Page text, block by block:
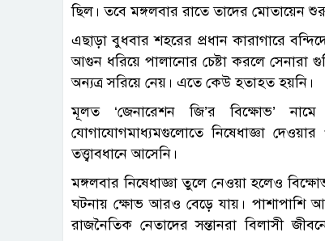
ছিল। তবে মঙ্গলবার রাতে তাদের মোতায়েন
এছাড়া বুধবার শহরের প্রধান কারাগারে
আগুন ধরিয়ে পালানোর চেষ্টা করলে সেনারা
অন্যত্র সরিয়ে নেয়। এতে কেউ হতাহত হয়নি।
মূলত ‘জেনারেশন জি’র বিক্ষোভ’
যোগাযোগমাধ্যমগুলোতে নিষেধাজ্ঞা
তত্ত্বাবধানে আসেনি।
মঙ্গলবার নিষেধাজ্ঞা তুলে নেওয়া হলেও
ঘটনায় ক্ষোভ আরও বেড়ে যায়। পাশাপাশি
রাজনৈতিক নেতাদের সন্তানরা বিলাসী